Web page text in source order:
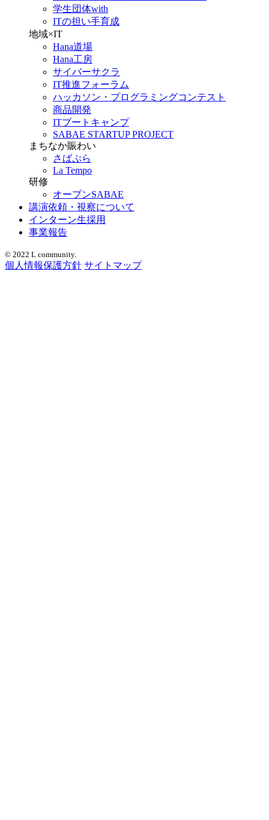
学生団体with
ITの担い手育成
地域×IT
Hana道場
Hana工房
サイバーサクラ
IT推進フォーラム
ハッカソン・プログラミングコンテスト
商品開発
ITブートキャンプ
SABAE STARTUP PROJECT
まちなか賑わい
さばぷら
La Tempo
研修
オープンSABAE
講演依頼・視察について
インターン生採用
事業報告
© 2022 L community.
個人情報保護方針 サイトマップ